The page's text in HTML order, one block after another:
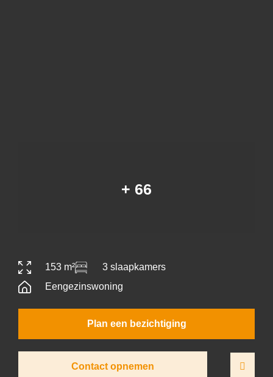
+ 66
153 m²
3 slaapkamers
Eengezinswoning
Plan een bezichtiging
Contact opnemen